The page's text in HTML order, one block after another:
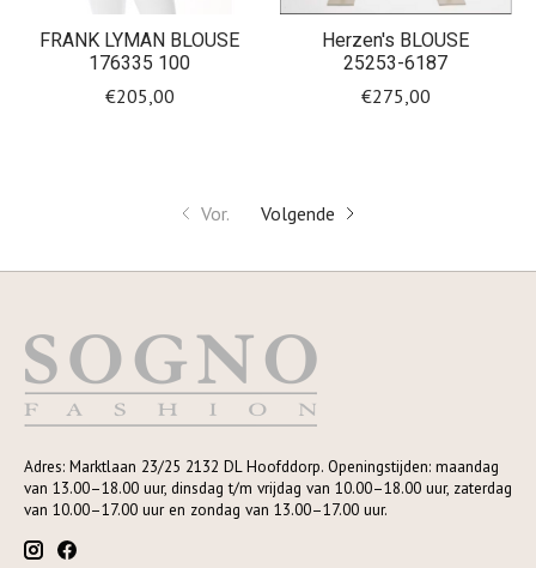
FRANK LYMAN BLOUSE
176335 100
€205,00
Herzen's BLOUSE
25253-6187
€275,00
Vor. Volgende
Adres: Marktlaan 23/25 2132 DL Hoofddorp. Openingstijden: maandag
van 13.00–18.00 uur, dinsdag t/m vrijdag van 10.00–18.00 uur, zaterdag
van 10.00–17.00 uur en zondag van 13.00–17.00 uur.